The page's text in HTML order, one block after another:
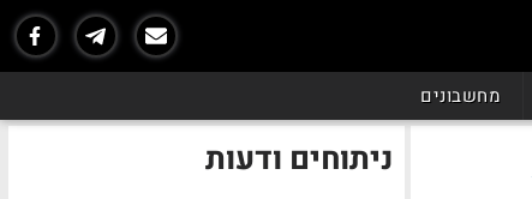
מחשבונים
ניתוחים ודעות